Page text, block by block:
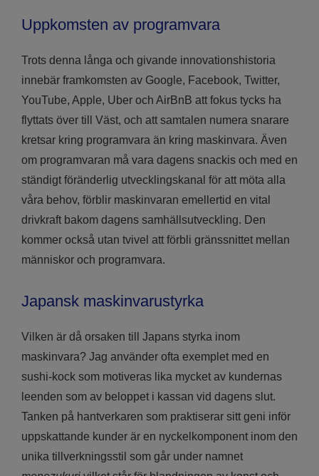
Uppkomsten av programvara
Trots denna långa och givande innovationshistoria
innebär framkomsten av Google, Facebook, Twitter,
YouTube, Apple, Uber och AirBnB att fokus tycks ha
flyttats över till Väst, och att samtalen numera snarare
kretsar kring programvara än kring maskinvara. Även
om programvaran må vara dagens snackis och med en
ständigt föränderlig utvecklingskanal för att möta alla
våra behov, förblir maskinvaran emellertid en vital
drivkraft bakom dagens samhällsutveckling. Den
kommer också utan tvivel att förbli gränssnittet mellan
människor och programvara.
Japansk maskinvarustyrka
Vilken är då orsaken till Japans styrka inom
maskinvara? Jag använder ofta exemplet med en
sushi-kock som motiveras lika mycket av kundernas
leenden som av beloppet i kassan vid dagens slut.
Tanken på hantverkaren som praktiserar sitt geni inför
uppskattande kunder är en nyckelkomponent inom den
unika tillverkningsstil som går under namnet